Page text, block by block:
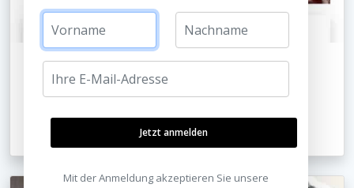
Herzlich willkommen auf unserer neuen Homepage!
Jetzt anmelden
Mit der Anmeldung akzeptieren Sie unsere